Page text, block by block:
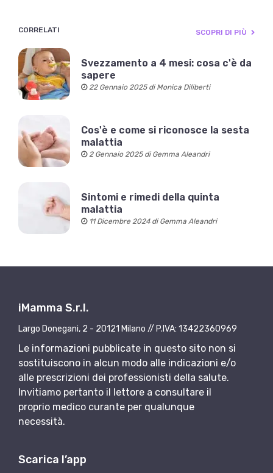
CORRELATI SCOPRI DI PIÙ
Svezzamento a 4 mesi: cosa c'è da
sapere
22 Gennaio 2025 di Monica Diliberti
Cos'è e come si riconosce la sesta
malattia
2 Gennaio 2025 di Gemma Aleandri
Sintomi e rimedi della quinta
malattia
11 Dicembre 2024 di Gemma Aleandri
iMamma S.r.l.
Largo Donegani, 2 - 20121 Milano // P.IVA: 13422360969
Le informazioni pubblicate in questo sito non si
sostituiscono in alcun modo alle indicazioni e/o
alle prescrizioni dei professionisti della salute.
Invitiamo pertanto il lettore a consultare il
proprio medico curante per qualunque
necessità.
Scarica l’app